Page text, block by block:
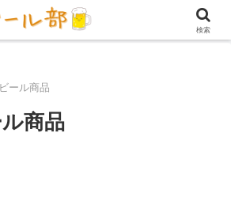
】 家庭用ビー
ール商品
商品
検索